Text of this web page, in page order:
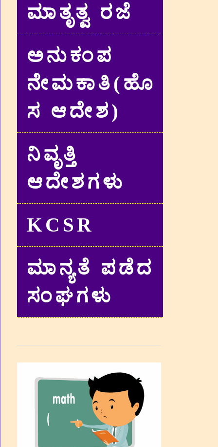
ಮಾತೃತ್ವ ರಜೆ
ಅನುಕಂಪ
ನೇಮಕಾತಿ(ಹೊ
ಸ ಆದೇಶ)
ನಿವೃತ್ತಿ
ಆದೇಶಗಳು
KCSR
ಮಾನ್ಯತೆ ಪಡೆದ
ಸಂಘಗಳು